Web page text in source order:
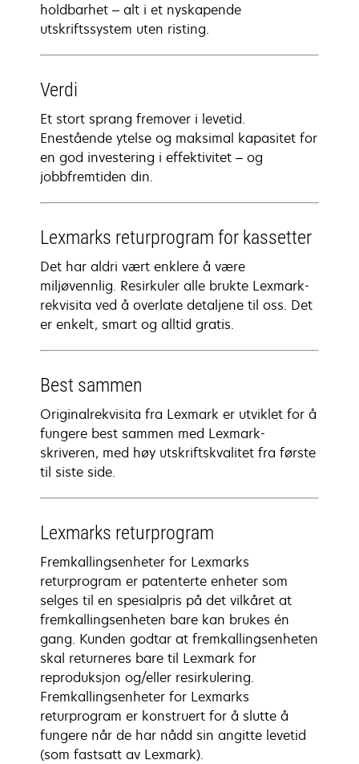
holdbarhet – alt i et nyskapende
utskriftssystem uten risting.
Verdi
Et stort sprang fremover i levetid.
Enestående ytelse og maksimal kapasitet for
en god investering i effektivitet – og
jobbfremtiden din.
Lexmarks returprogram for kassetter
Det har aldri vært enklere å være
miljøvennlig. Resirkuler alle brukte Lexmark-
rekvisita ved å overlate detaljene til oss. Det
er enkelt, smart og alltid gratis.
Best sammen
Originalrekvisita fra Lexmark er utviklet for å
fungere best sammen med Lexmark-
skriveren, med høy utskriftskvalitet fra første
til siste side.
Lexmarks returprogram
Fremkallingsenheter for Lexmarks
returprogram er patenterte enheter som
selges til en spesialpris på det vilkåret at
fremkallingsenheten bare kan brukes én
gang. Kunden godtar at fremkallingsenheten
skal returneres bare til Lexmark for
reproduksjon og/eller resirkulering.
Fremkallingsenheter for Lexmarks
returprogram er konstruert for å slutte å
fungere når de har nådd sin angitte levetid
(som fastsatt av Lexmark).